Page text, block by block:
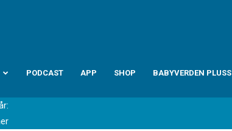
PODCAST APP SHOP BABYVERDEN PLUSS